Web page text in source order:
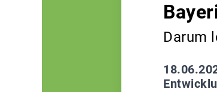
Darum